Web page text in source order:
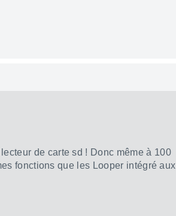
de carte sd ! Donc même à 100
fonctions que les Looper intégré aux